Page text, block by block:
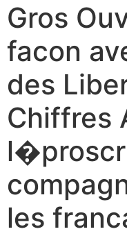
Gros
facon
des
Chiffres
les